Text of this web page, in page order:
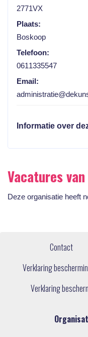
2771VX
Plaats:
Boskoop
Telefoon:
0611335547
Email:
Informatie over
Vacatures
Deze organisatie heeft
Contact
Verklaring
Verklaring